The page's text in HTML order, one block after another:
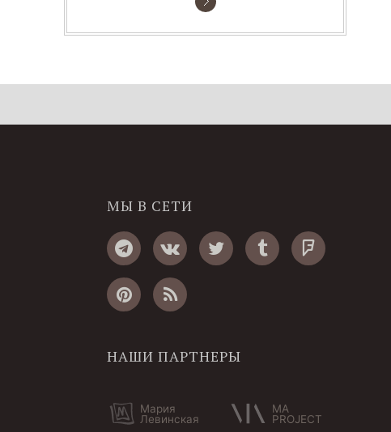
МЫ В СЕТИ
НАШИ ПАРТНЕРЫ
Мария
Левинская
MA
PROJECT